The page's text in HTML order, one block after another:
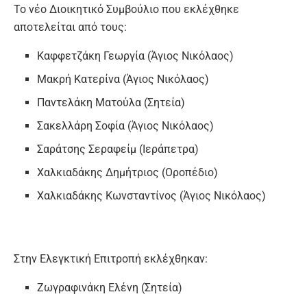
Το νέο Διοικητικό Συμβούλιο που εκλέχθηκε
αποτελείται από τους:
Καφφετζάκη Γεωργία (Άγιος Νικόλαος)
Μακρή Κατερίνα (Άγιος Νικόλαος)
Παντελάκη Ματούλα (Σητεία)
Σακελλάρη Σοφία (Άγιος Νικόλαος)
Σαράτσης Σεραφείμ (Ιεράπετρα)
Χαλκιαδάκης Δημήτριος (Οροπέδιο)
Χαλκιαδάκης Κωνσταντίνος (Άγιος Νικόλαος)
Στην Ελεγκτική Επιτροπή εκλέχθηκαν:
Ζωγραφινάκη Ελένη (Σητεία)